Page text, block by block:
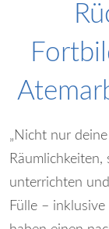
„Nicht nur
unterrichten
Fülle –